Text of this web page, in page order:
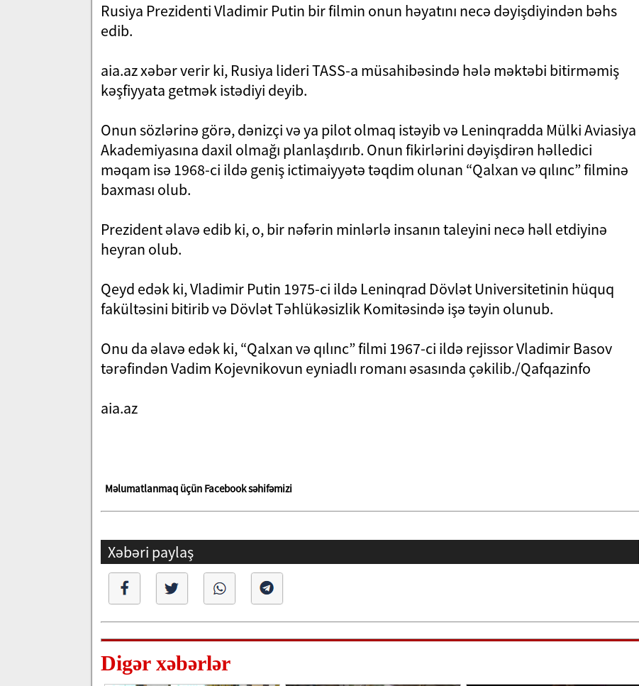
Rusiya Prezidenti Vladimir Putin bir filmin onun həyatını necə dəyişdiyindən bəhs
edib.
aia.az xəbər verir ki, Rusiya lideri TASS-a müsahibəsində hələ məktəbi bitirməmiş
kəşfiyyata getmək istədiyi deyib.
Onun sözlərinə görə, dənizçi və ya pilot olmaq istəyib və Leninqradda Mülki Aviasiya
Akademiyasına daxil olmağı planlaşdırıb. Onun fikirlərini dəyişdirən həlledici
məqam isə 1968-ci ildə geniş ictimaiyyətə təqdim olunan “Qalxan və qılınc” filminə
baxması olub.
Prezident əlavə edib ki, o, bir nəfərin minlərlə insanın taleyini necə həll etdiyinə
heyran olub.
Qeyd edək ki, Vladimir Putin 1975-ci ildə Leninqrad Dövlət Universitetinin hüquq
fakültəsini bitirib və Dövlət Təhlükəsizlik Komitəsində işə təyin olunub.
Onu da əlavə edək ki, “Qalxan və qılınc” filmi 1967-ci ildə rejissor Vladimir Basov
tərəfindən Vadim Kojevnikovun eyniadlı romanı əsasında çəkilib./Qafqazinfo
aia.az
Məlumatlanmaq üçün Facebook səhifəmizi
Xəbəri paylaş
Digər xəbərlər